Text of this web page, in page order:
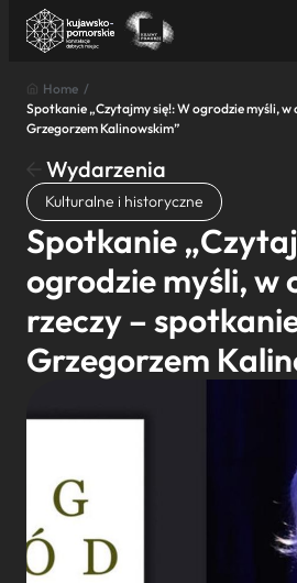
Znajdź atrakcję Znajdź
Znajdź atrakcję
Nazwa atrakcji
Miasto
Kategoria
Home /
Spotkanie „Czytajmy się!: W ogrodzie myśli, w
Grzegorzem Kalinowskim”
Wydarzenia
Kulturalne i historyczne
Spotkanie
ogrodzie myśli, w
rzeczy –
Grzegorzem